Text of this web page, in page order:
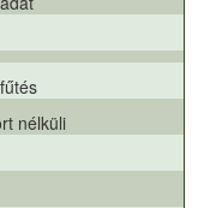
nélküli